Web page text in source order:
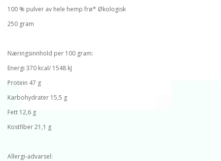
100 % pulver av hele hemp frø* Økologisk
250 gram
Næringsinnhold per 100 gram:
Energi 370 kcal/ 1548 kJ
Protein 47 g
Karbohydrater 15,5 g
Fett 12,6 g
Kostfiber 21,1 g
Allergi-advarsel: